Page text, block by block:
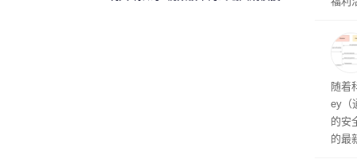
州
家
这一
（
户
随着
ey（
的安
的最